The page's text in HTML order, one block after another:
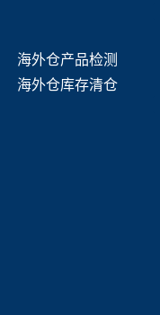
海外仓产品检测
海外仓库存清仓